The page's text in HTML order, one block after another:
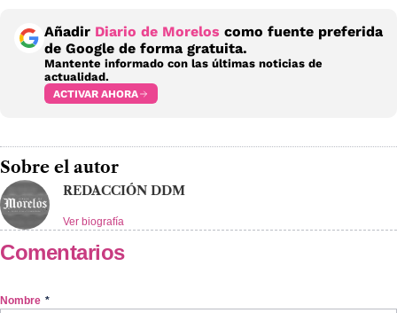
Añadir Diario de Morelos como fuente preferida
de Google de forma gratuita.
Mantente informado con las últimas noticias de
actualidad.
ACTIVAR AHORA
Sobre el autor
REDACCIÓN DDM
Ver biografía
Comentarios
Nombre *